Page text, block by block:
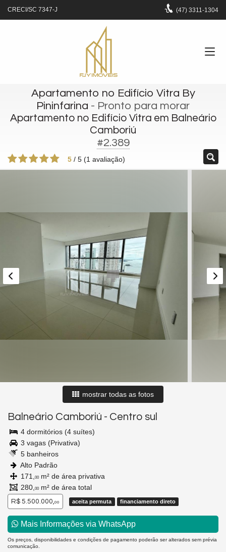
CRECI/SC 7347-J (47) 3311-1304
Apartamento no Edifício Vitra By
Pininfarina - Pronto para morar
Apartamento no Edifício Vitra em Balneário
Camboriú
#2.389
5 / 5 (1 avaliação)
mostrar todas as fotos
Balneário Camboriú - Centro sul
4 dormitórios (4 suítes)
3 vagas (Privativa)
5 banheiros
Alto Padrão
171,
00 m² de área privativa
280, 00 m² de área total
R$ 5.500.000,00 aceita permuta financiamento direto
Mais Informações via WhatsApp
Os preços, disponibilidades e condições de pagamento poderão ser alterados sem prévia
comunicação.